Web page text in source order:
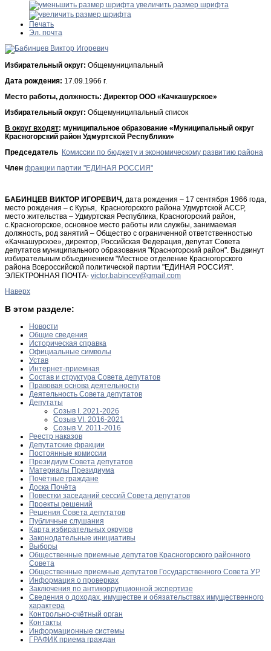
увеличить размер шрифта
Печать
Эл. почта
Избирательный округ: Общемуниципальный
Дата рождения: 17.09.1966 г.
Место работы, должность: Директор ООО «Качкашурское»
Избирательный округ: Общемуниципальный список
В округ входят: муниципальное образование «Муниципальный округ
Красногорский район Удмуртской Республики»
Председатель Комиссии по бюджету и экономическому развитию района
Член фракции партии "ЕДИНАЯ РОССИЯ"
БАБИНЦЕВ ВИКТОР ИГОРЕВИЧ, дата рождения – 17 сентября 1966 года,
место рождения – с Курья, Красногорского района Удмуртской АССР,
место жительства – Удмуртская Республика, Красногорский район,
с.Красногорское, основное место работы или службы, занимаемая
должность, род занятий – Общество с ограниченной ответственностью
«Качкашурское», директор, Российская Федерация, депутат Совета
депутатов муниципального образования "Красногорский район". Выдвинут
избирательным объединением "Местное отделение Красногорского
района Всероссийской политической партии "ЕДИНАЯ РОССИЯ".
ЭЛЕКТРОННАЯ ПОЧТА-
Наверх
В этом разделе:
Новости
Общие сведения
Историческая справка
Официальные символы
Устав
Интернет-приемная
Состав и структура Совета депутатов
Правовая основа деятельности
Деятельность Совета депутатов
Депутаты
Созыв I. 2021-2026
Созыв VI. 2016-2021
Созыв V. 2011-2016
Реестр наказов
Депутатские фракции
Постоянные комиссии
Президиум Совета депутатов
Материалы Президиума
Почётные граждане
Доска Почёта
Повестки заседаний сессий Совета депутатов
Проекты решений
Решения Совета депутатов
Публичные слушания
Карта избирательных округов
Законодательные инициативы
Выборы
Общественные приемные депутатов Красногорского районного
Совета
Общественные приемные депутатов Государственного Совета УР
Информация о проверках
Заключения по антикоррупционной экспертизе
Сведения о доходах, имуществе и обязательствах имущественного
характера
Контрольно-счётный орган
Контакты
Информационные системы
ГРАФИК приема граждан